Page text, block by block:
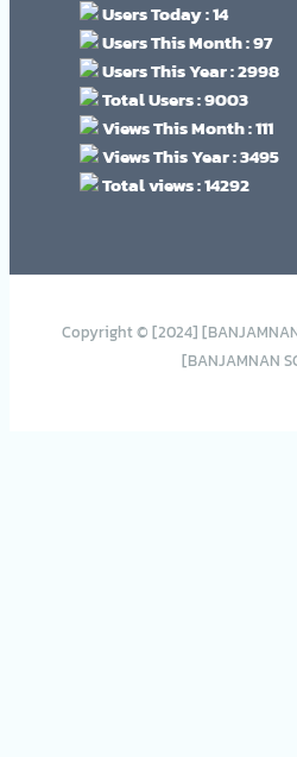
Users Today : 14
Users This Month : 97
Users This Year : 2998
Total Users : 9003
Views This Month : 111
Views This Year : 3495
Total views : 14292
Copyright © [2024]
[BANJAMNAN